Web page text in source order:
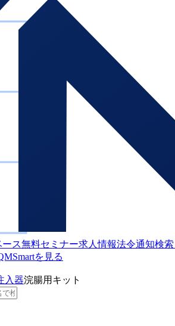
ス無料セミナー求人情報法令通知検索
を見る
入器浣腸用キット